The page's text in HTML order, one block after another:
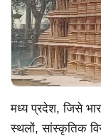
मध्य प्रदेश, जिसे
स्थलों, सांस्कृतिक